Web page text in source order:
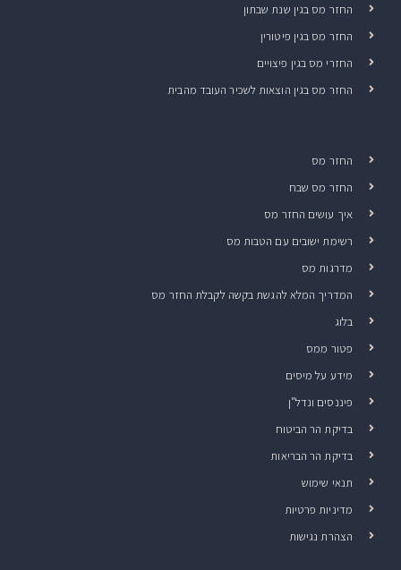
החזר מס בגין שנת שבתון
החזר מס בגין פיטורין
החזרי מס בגין פיצויים
החזר מס בגין הוצאות לשכיר העובד מהבית
החזר מס
החזר מס שבח
איך עושים החזר מס
רשימת ישובים עם הטבות מס
מדרגות מס
המדריך המלא להגשת בקשה לקבלת החזר מס
בלוג
פטור ממס
מידע על מיסים
פיננסים ונדל"ן
בדיקת הר הביטוח
בדיקת הר הבריאות
תנאי שימוש
מדיניות פרטיות
הצהרת נגישות